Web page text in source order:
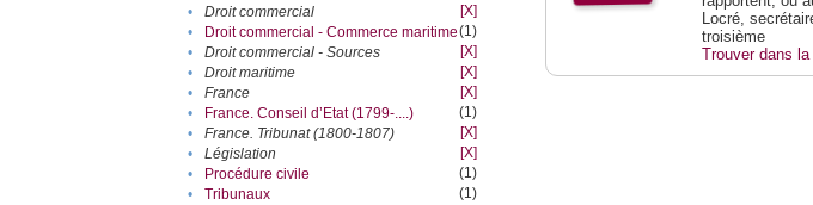
•
Droit commercial
[X]
•
Droit commercial - Commerce maritime(1)
•
Droit commercial - Sources
[X]
•
Droit maritime
[X]
•
France
[X]
•
France. Conseil d’Etat (1799-....)
(1)
•
France. Tribunat (1800-1807)
[X]
•
Législation
[X]
•
Procédure civile
(1)
•
Tribunaux
(1)
Locré,
troisième
Trouver dans